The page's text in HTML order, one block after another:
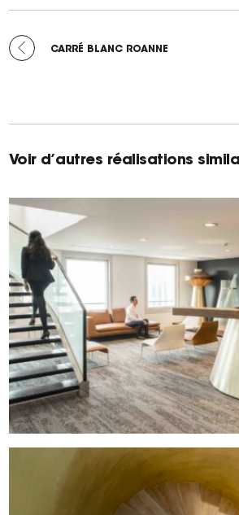
PRÉCÉDENT :
CARRÉ BLANC ROANNE
-
Voir d’autres réalisations